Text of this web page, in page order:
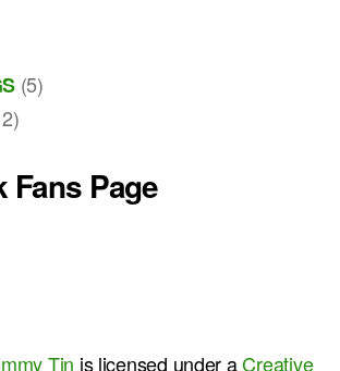
(5)
Fans Page
Tin is licensed under aCreative